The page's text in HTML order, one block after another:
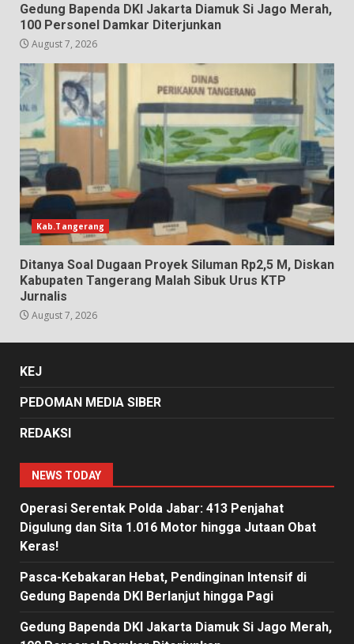
Gedung Bapenda DKI Jakarta Diamuk Si Jago Merah,
100 Personel Damkar Diterjunkan
August 7, 2026
Kab.Tangerang
Ditanya Soal Dugaan Proyek Siluman Rp2,5 M, Diskan
Kabupaten Tangerang Malah Sibuk Urus KTP
Jurnalis
August 7, 2026
KEJ
PEDOMAN MEDIA SIBER
REDAKSI
NEWS TODAY
Operasi Serentak Polda Jabar: 413 Penjahat
Digulung dan Sita 1.016 Motor hingga Jutaan Obat
Keras!
Pasca-Kebakaran Hebat, Pendinginan Intensif di
Gedung Bapenda DKI Berlanjut hingga Pagi
Gedung Bapenda DKI Jakarta Diamuk Si Jago Merah,